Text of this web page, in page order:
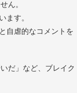
ん。
す。
自虐的なコメントを
だ」など、ブレイク